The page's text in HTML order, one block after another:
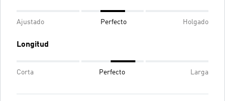
Ajustado Perfecto Holgado
Longitud
Corta Perfecto Larga